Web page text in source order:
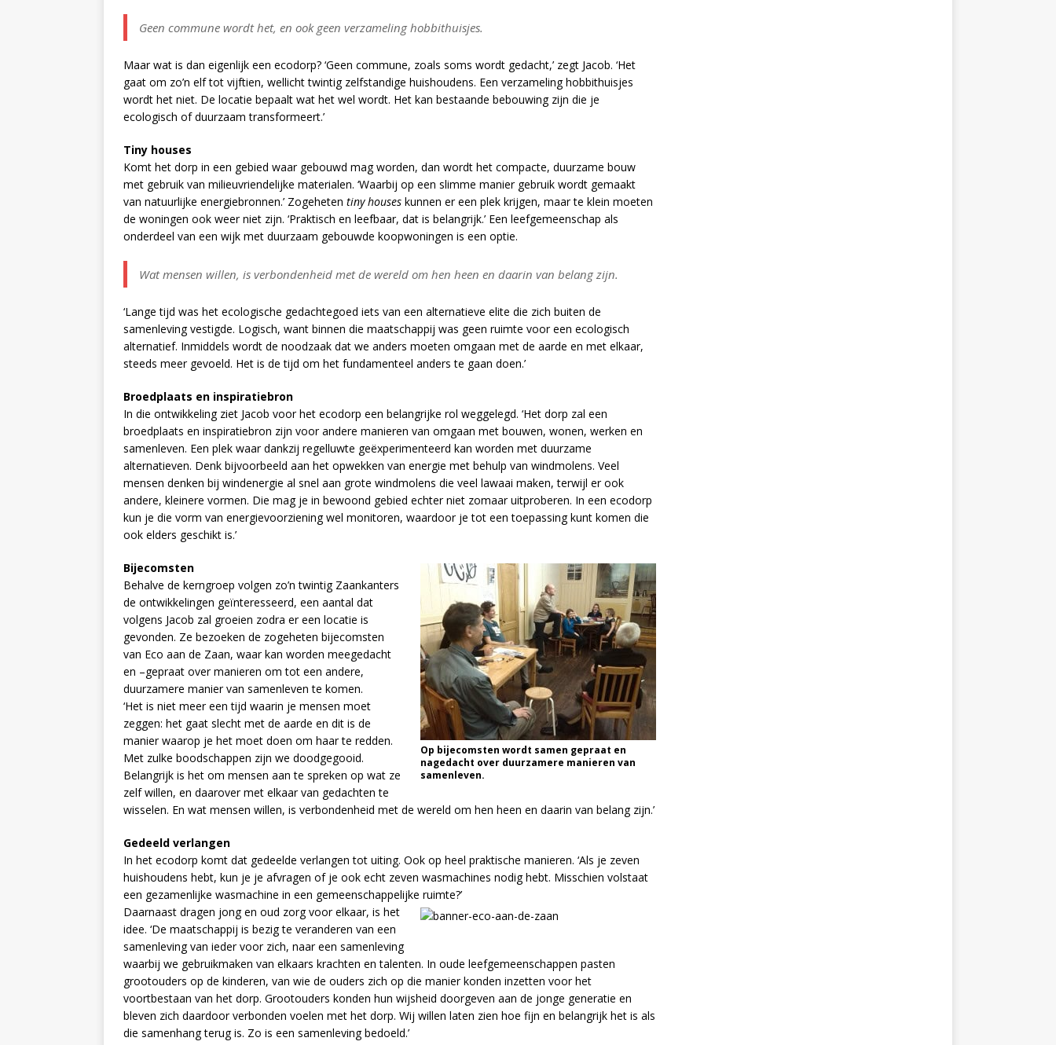
Geen commune wordt het, en ook geen verzameling hobbithuisjes.
Maar wat is dan eigenlijk een ecodorp? ‘Geen commune, zoals soms wordt gedacht,’ zegt Jacob. ‘Het
gaat om zo’n elf tot vijftien, wellicht twintig zelfstandige huishoudens. Een verzameling hobbithuisjes
wordt het niet. De locatie bepaalt wat het wel wordt. Het kan bestaande bebouwing zijn die je
ecologisch of duurzaam transformeert.’
Tiny houses
Komt het dorp in een gebied waar gebouwd mag worden, dan wordt het compacte, duurzame bouw
met gebruik van milieuvriendelijke materialen. ‘Waarbij op een slimme manier gebruik wordt gemaakt
van natuurlijke energiebronnen.’ Zogeheten tiny houses kunnen er een plek krijgen, maar te klein moeten
de woningen ook weer niet zijn. ‘Praktisch en leefbaar, dat is belangrijk.’ Een leefgemeenschap als
onderdeel van een wijk met duurzaam gebouwde koopwoningen is een optie.
Wat mensen willen, is verbondenheid met de wereld om hen heen en daarin van belang zijn.
‘Lange tijd was het ecologische gedachtegoed iets van een alternatieve elite die zich buiten de
samenleving vestigde. Logisch, want binnen die maatschappij was geen ruimte voor een ecologisch
alternatief. Inmiddels wordt de noodzaak dat we anders moeten omgaan met de aarde en met elkaar,
steeds meer gevoeld. Het is de tijd om het fundamenteel anders te gaan doen.’
Broedplaats en inspiratiebron
In die ontwikkeling ziet Jacob voor het ecodorp een belangrijke rol weggelegd. ‘Het dorp zal een
broedplaats en inspiratiebron zijn voor andere manieren van omgaan met bouwen, wonen, werken en
samenleven. Een plek waar dankzij regelluwte geëxperimenteerd kan worden met duurzame
alternatieven. Denk bijvoorbeeld aan het opwekken van energie met behulp van windmolens. Veel
mensen denken bij windenergie al snel aan grote windmolens die veel lawaai maken, terwijl er ook
andere, kleinere vormen. Die mag je in bewoond gebied echter niet zomaar uitproberen. In een ecodorp
kun je die vorm van energievoorziening wel monitoren, waardoor je tot een toepassing kunt komen die
ook elders geschikt is.’
Op bijecomsten wordt samen gepraat en
nagedacht over duurzamere manieren van
samenleven.
Bijecomsten
Behalve de kerngroep volgen zo’n twintig Zaankanters
de ontwikkelingen geïnteresseerd, een aantal dat
volgens Jacob zal groeien zodra er een locatie is
gevonden. Ze bezoeken de zogeheten bijecomsten
van Eco aan de Zaan, waar kan worden meegedacht
en –gepraat over manieren om tot een andere,
duurzamere manier van samenleven te komen.
‘Het is niet meer een tijd waarin je mensen moet
zeggen: het gaat slecht met de aarde en dit is de
manier waarop je het moet doen om haar te redden.
Met zulke boodschappen zijn we doodgegooid.
Belangrijk is het om mensen aan te spreken op wat ze
zelf willen, en daarover met elkaar van gedachten te
wisselen. En wat mensen willen, is verbondenheid met de wereld om hen heen en daarin van belang zijn.’
Gedeeld verlangen
In het ecodorp komt dat gedeelde verlangen tot uiting. Ook op heel praktische manieren. ‘Als je zeven
huishoudens hebt, kun je je afvragen of je ook echt zeven wasmachines nodig hebt. Misschien volstaat
een gezamenlijke wasmachine in een gemeenschappelijke ruimte?’
Daarnaast dragen jong en oud zorg voor elkaar, is het
idee. ‘De maatschappij is bezig te veranderen van een
samenleving van ieder voor zich, naar een samenleving
waarbij we gebruikmaken van elkaars krachten en talenten. In oude leefgemeenschappen pasten
grootouders op de kinderen, van wie de ouders zich op die manier konden inzetten voor het
voortbestaan van het dorp. Grootouders konden hun wijsheid doorgeven aan de jonge generatie en
bleven zich daardoor verbonden voelen met het dorp. Wij willen laten zien hoe fijn en belangrijk het is als
die samenhang terug is. Zo is een samenleving bedoeld.’